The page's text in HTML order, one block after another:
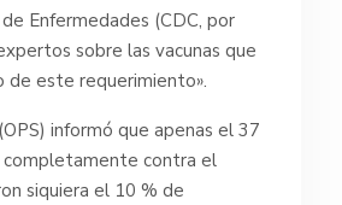
Enfermedades (CDC, por
sobre las vacunas que
de este requerimiento».
informó que apenas el 37
completamente contra el
siquiera el 10 % de